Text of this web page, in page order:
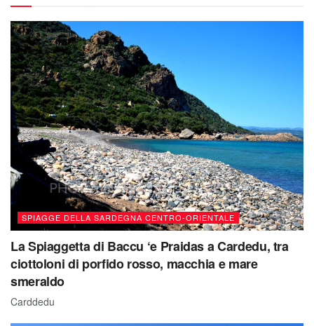
SPIAGGE DELLA SARDEGNA CENTRO-ORIENTALE
La Spiaggetta di Baccu ‘e Praidas a Cardedu, tra
ciottoloni di porfido rosso, macchia e mare
smeraldo
Carddedu